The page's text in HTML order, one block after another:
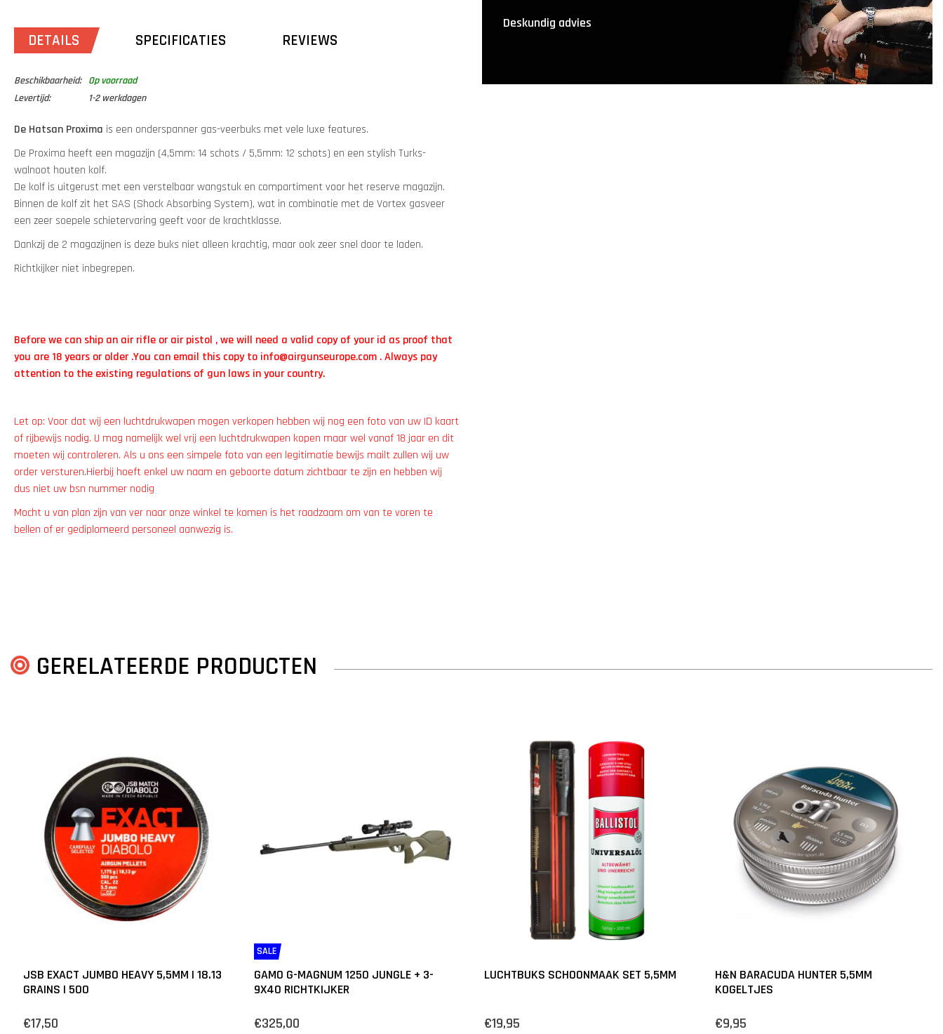
DETAILS SPECIFICATIES REVIEWS
Beschikbaarheid:
Op voorraad
Levertijd:
1-2 werkdagen
De Hatsan Proxima is een onderspanner gas-veerbuks met vele luxe features.
De Proxima heeft een magazijn (4,5mm: 14 schots / 5,5mm: 12 schots) en een stylish Turks-
walnoot houten kolf.
De kolf is uitgerust met een verstelbaar wangstuk en compartiment voor het reserve magazijn.
Binnen de kolf zit het SAS (Shock Absorbing System), wat in combinatie met de Vortex gasveer
een zeer soepele schietervaring geeft voor de krachtklasse.
Dankzij de 2 magazijnen is deze buks niet alleen krachtig, maar ook zeer snel door te laden.
Richtkijker niet inbegrepen.
Before we can ship an air rifle or air pistol , we will need a valid copy of your id as proof that
you are 18 years or older .You can email this copy to info@airgunseurope.com . Always pay
attention to the existing regulations of gun laws in your country.
Let op: Voor dat wij een luchtdrukwapen mogen verkopen hebben wij nog een foto van uw ID kaart
of rijbewijs nodig. U mag namelijk wel vrij een luchtdrukwapen kopen maar wel vanaf 18 jaar en dit
moeten wij controleren. Als u ons een simpele foto van een legitimatie bewijs mailt zullen wij uw
order versturen.Hierbij hoeft enkel uw naam en geboorte datum zichtbaar te zijn en hebben wij
dus niet uw bsn nummer nodig
Mocht u van plan zijn van ver naar onze winkel te komen is het raadzaam om van te voren te
bellen of er gediplomeerd personeel aanwezig is.
Deskundig advies
GERELATEERDE PRODUCTEN
JSB EXACT JUMBO HEAVY 5,5MM | 18.13
GRAINS | 500
€17,50
SALE
GAMO G-MAGNUM 1250 JUNGLE + 3-
9X40 RICHTKIJKER
€325,00
LUCHTBUKS SCHOONMAAK SET 5,5MM
€19,95
H&N BARACUDA HUNTER 5,5MM
KOGELTJES
€9,95